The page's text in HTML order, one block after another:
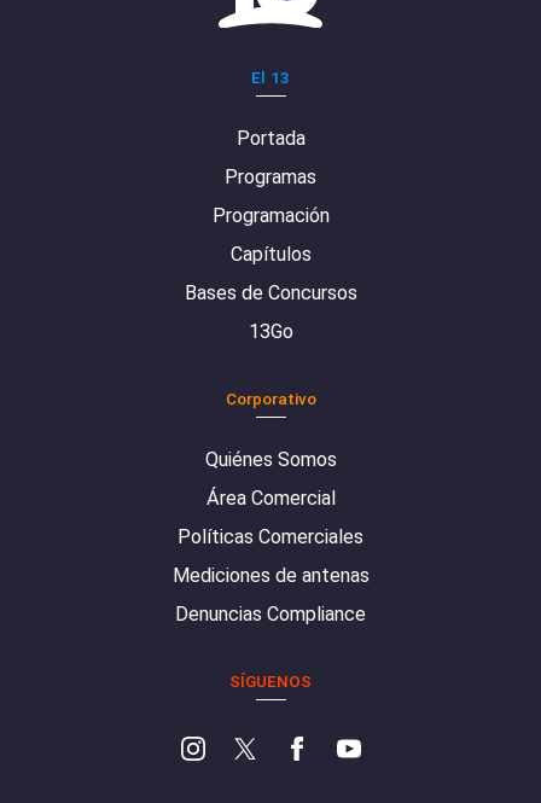
El 13
Portada
Programas
Programación
Capítulos
Bases de Concursos
13Go
Corporativo
Quiénes Somos
Área Comercial
Políticas Comerciales
Mediciones de antenas
Denuncias Compliance
SÍGUENOS